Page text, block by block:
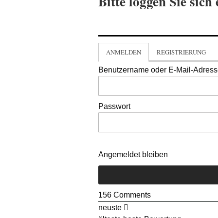
ANMELDEN REGISTRIERUNG
Benutzername oder E-Mail-
Passwort
Angemeldet bleiben
156 Comments
neuste